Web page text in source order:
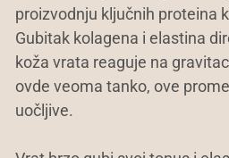
proizvodnju ključnih proteina
Gubitak kolagena i elastina
koža vrata reaguje na
ovde veoma tanko, ove
uočljive.